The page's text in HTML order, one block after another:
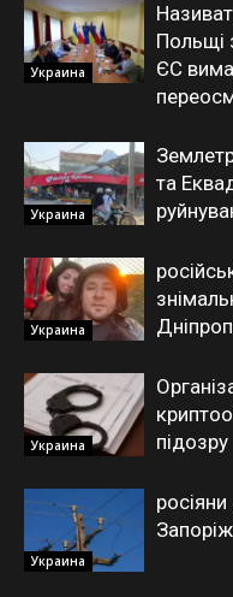
Украина
Польщі
ЄС
Украина
та
Украина
Украина
підозру
Украина